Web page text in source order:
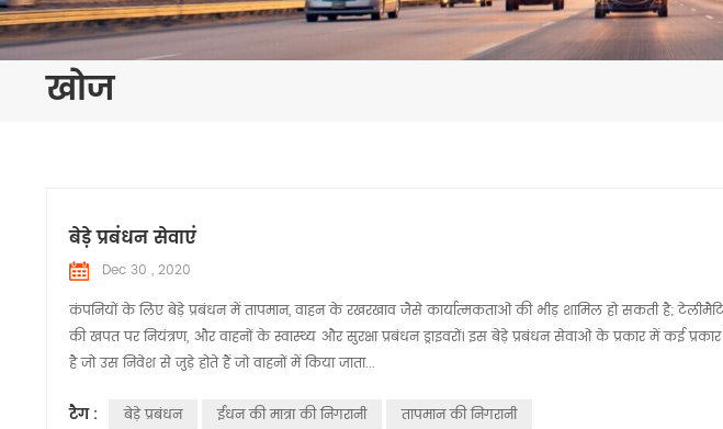
खोज
बेड़े प्रबंधन सेवाएं
Dec 30 , 2020
कंपनियों के लिए बेड़े प्रबंधन में तापमान, वाहन के रखरखाव जैसे कार्यात्मकताओं की भीड़ शामिल हो सकती है;
की खपत पर नियंत्रण, और वाहनों के स्वास्थ्य और सुरक्षा प्रबंधन ड्राइवरों। इस बेड़े प्रबंधन सेवाओं के प्रकार में कई
है जो उस निवेश से जुड़े होते हैं जो वाहनों में किया जाता...
टैग : बेड़े प्रबंधन ईंधन की मात्रा की निगरानी तापमान की निगरानी